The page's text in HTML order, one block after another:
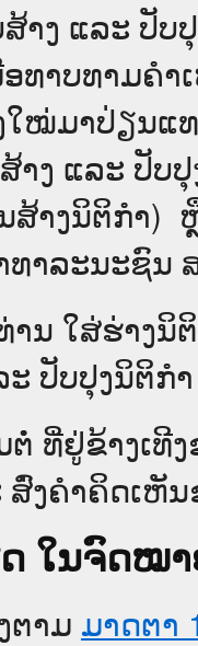
ງ ແລະ ປັບ
ທາບທາມຄ
ໝ່ມາປ່ຽນແ
ງ ແລະ ປັບປຸ
ສ້າງນິຕິກຳ
າລະນະຊົນ
ນ ໃສ່ຮ່າງ
ປັບປຸງນິຕິກ
ທີ່ຢູ່ຂ້າງເທີ
ງຄຳຄິດເຫັ
ໃນຈົດໝາ
ຕາມ ມາດ​ຕາ